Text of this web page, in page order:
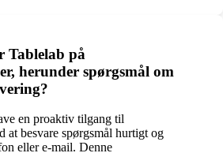
Tablelab på
herunder spørgsmål om
en proaktiv tilgang til
at besvare spørgsmål hurtigt og
eller e-mail. Denne